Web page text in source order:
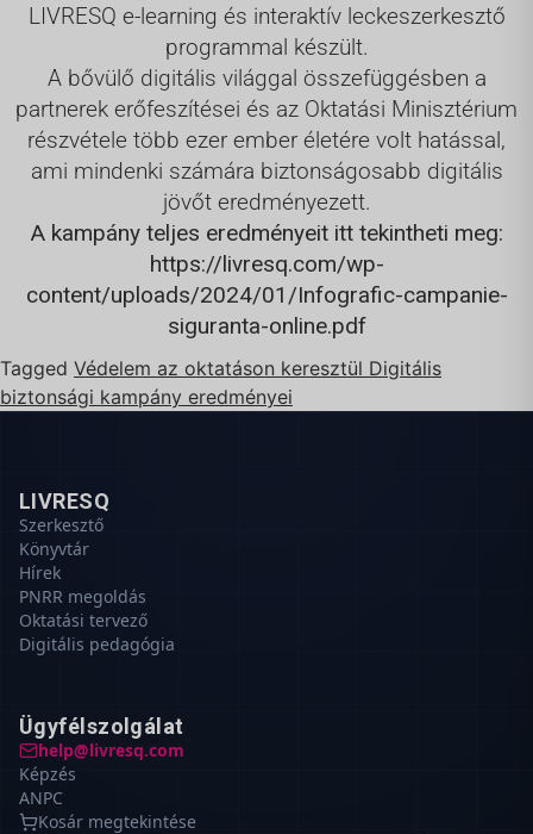
LIVRESQ e-learning és interaktív leckeszerkesztő
programmal készült.
A bővülő digitális világgal összefüggésben a
partnerek erőfeszítései és az Oktatási Minisztérium
részvétele több ezer ember életére volt hatással,
ami mindenki számára biztonságosabb digitális
jövőt eredményezett.
A kampány teljes eredményeit itt tekintheti meg:
https://livresq.com/wp-
content/uploads/2024/01/Infografic-campanie-
siguranta-online.pdf
Tagged Védelem az oktatáson keresztül Digitális
biztonsági kampány eredményei
LIVRESQ
Szerkesztő
Könyvtár
Hírek
PNRR megoldás
Oktatási tervező
Digitális pedagógia
Ügyfélszolgálat
help@livresq.com
Képzés
ANPC
Kosár megtekintése